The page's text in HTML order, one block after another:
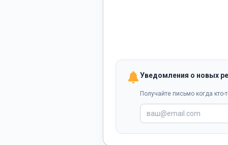
Уведомления о новых
Получайте письмо когда кто-